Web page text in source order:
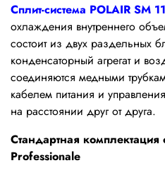
Сплит-система POLAIR SM
охлаждения внутреннего
состоит из двух раздельных
конденсаторный агрегат и
соединяются медными
кабелем питания и
на расстоянии друг от друга.
Стандартная комплектация
Professionale